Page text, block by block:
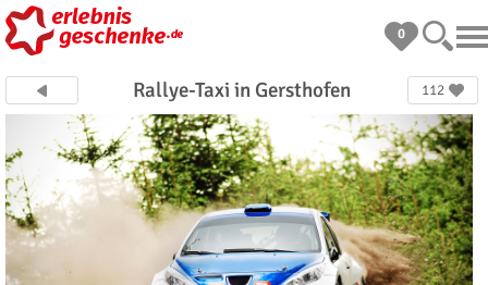
0
Rallye-Taxi in Gersthofen 112